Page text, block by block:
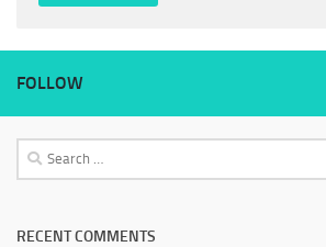
FOLLOW
Search
for:
RECENT COMMENTS